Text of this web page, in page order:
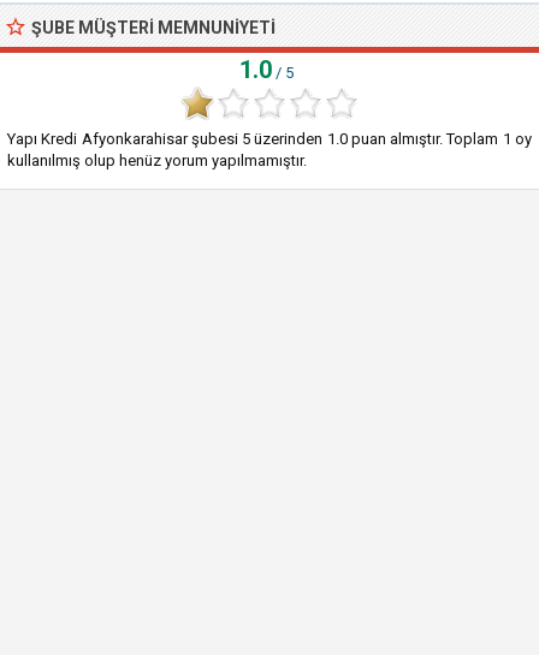
ŞUBE MÜŞTERI MEMNUNIYETI
1.0 / 5
Yapı Kredi Afyonkarahisar şubesi 5 üzerinden 1.0puan almıştır. Toplam 1 oy
kullanılmış olup henüz yorum yapılmamıştır.